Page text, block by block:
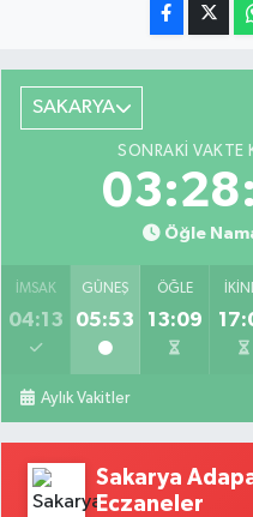
SAKARYA
SONRAKI VAKTE
Öğle
İMSAK
04:13
GÜNEŞ
05:53
ÖĞLE
13:09
Aylık Vakitler
Sakarya
Eczaneler